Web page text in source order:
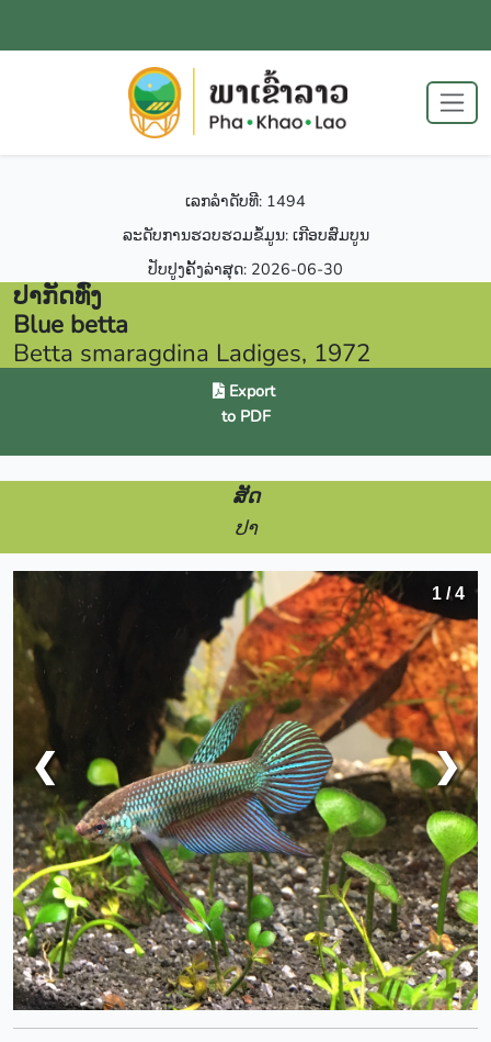
ເລກລຳດັບທີ: 1494
ລະດັບການຮວບຮວມຂໍ້ມູນ: ເກີອບສົມບູນ
ປັບປູງຄັ້ງລ່າສຸດ: 2026-06-30
ປາກັດທົ່ງ
Blue betta
Betta smaragdina Ladiges, 1972
Export
to PDF
ສັດ
ປາ
1 / 4
❮ ❯